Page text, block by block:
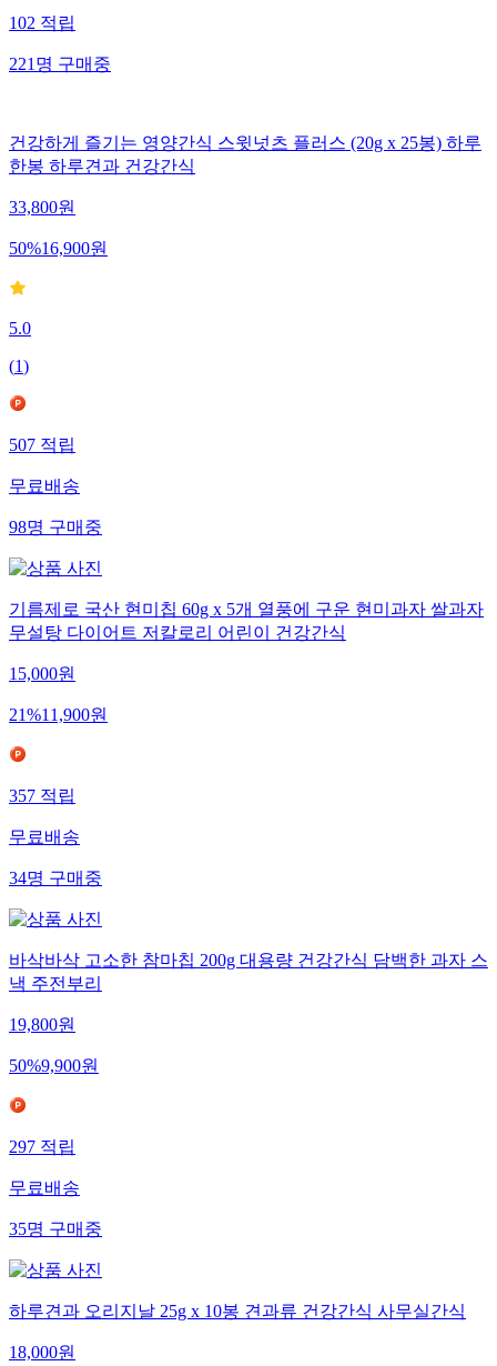
102적립
221명구매중
건강하게 즐기는 영양간식 스윗넛츠 플러스 (20g x 25봉) 하루
한봉 하루견과 건강간식
33,800원
50%16,900원
5.0
(1)
507적립
무료배송
98명구매중
기름제로 국산 현미칩 60g x 5개 열풍에 구운 현미과자 쌀과자
무설탕 다이어트 저칼로리 어린이 건강간식
15,000원
21%11,900원
357적립
무료배송
34명구매중
바삭바삭 고소한 참마칩 200g 대용량 건강간식 담백한 과자 스
낵 주전부리
19,800원
50%9,900원
297적립
무료배송
35명구매중
하루견과 오리지날 25g x 10봉 견과류 건강간식 사무실간식
18,000원